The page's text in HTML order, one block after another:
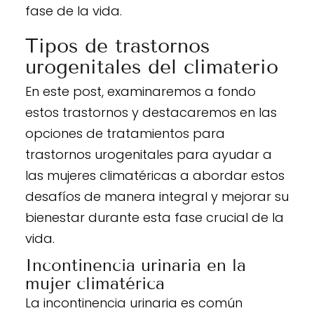
fase de la vida.
Tipos de trastornos
urogenitales del climaterio
En este post, examinaremos a fondo
estos trastornos y destacaremos en las
opciones de tratamientos para
trastornos urogenitales para ayudar a
las mujeres climatéricas a abordar estos
desafíos de manera integral y mejorar su
bienestar durante esta fase crucial de la
vida.
Incontinencia urinaria en la
mujer climatérica
La incontinencia urinaria es común